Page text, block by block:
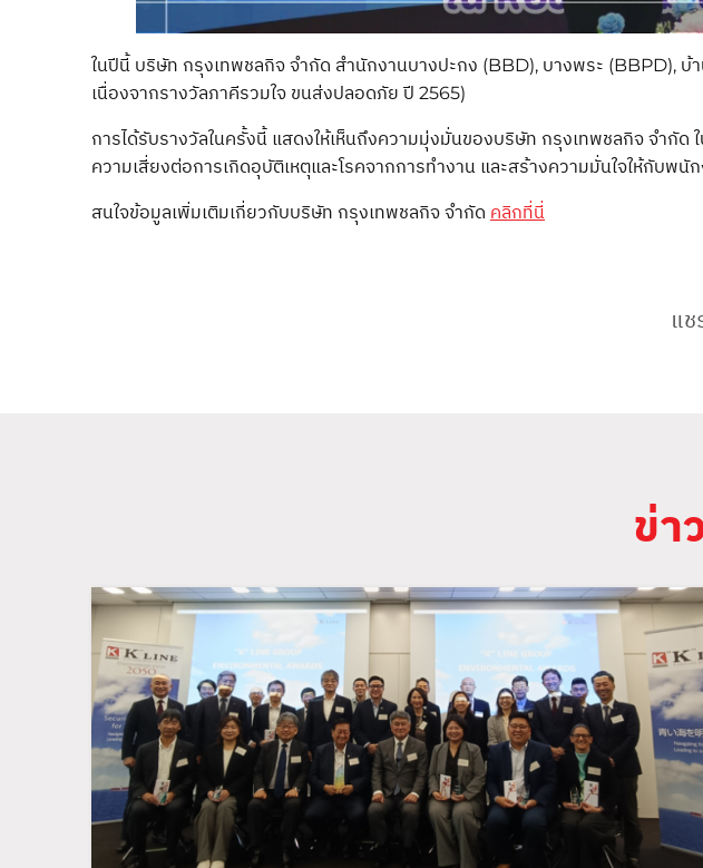
ในปีนี้ บริษัท กรุงเทพชลกิจ จำกัด สำนักงานบางปะกง (BBD), บางพระ (BBPD), บ้
เนื่องจากรางวัลภาคีรวมใจ ขนส่งปลอดภัย ปี 2565)
การได้รับรางวัลในครั้งนี้ แสดงให้เห็นถึงความมุ่งมั่นของบริษัท กรุงเทพชลกิจ จำกั
ความเสี่ยงต่อการเกิดอุบัติเหตุและโรคจากการทำงาน และสร้างความมั่นใจให้กับพนั
สนใจข้อมูลเพิ่มเติมเกี่ยวกับบริษัท กรุงเทพชลกิจ จำกัด คลิกที่นี่
แช
ข่า